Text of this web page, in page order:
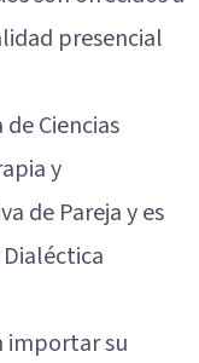
presencial
Ciencias
y
de Pareja y es
importar su